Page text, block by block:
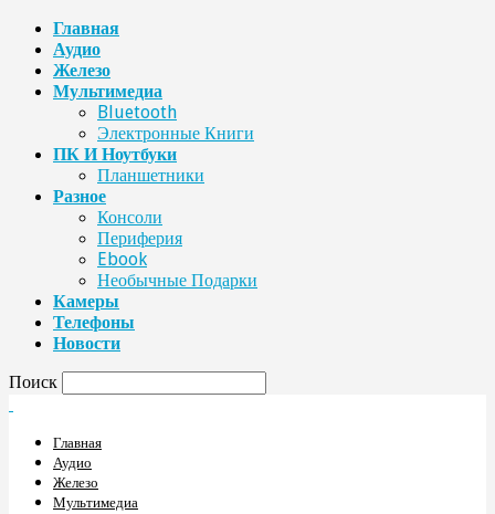
Главная
Аудио
Железо
Мультимедиа
Bluetooth
Электронные Книги
ПК И Ноутбуки
Планшетники
Разное
Консоли
Периферия
Ebook
Необычные Подарки
Камеры
Телефоны
Новости
Поиск
Главная
Аудио
Железо
Мультимедиа